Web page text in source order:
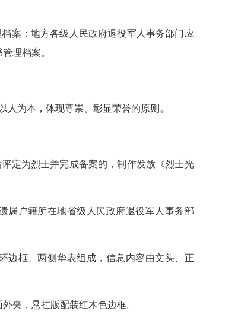
案；地方各级人民政府退役军人事务部门应
理档案。
人为本，体现尊崇、彰显荣誉的原则。
定为烈士并完成备案的，制作发放《烈士光
属户籍所在地省级人民政府退役军人事务部
边框、两侧华表组成，信息内容由文头、正
夹，悬挂版配装红木色边框。